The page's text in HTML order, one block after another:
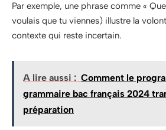
Par exemple, une phrase comme «
voulais que tu viennes) illustre la
contexte qui reste incertain.
A lire aussi : Comment le
grammaire bac français 2024
préparation